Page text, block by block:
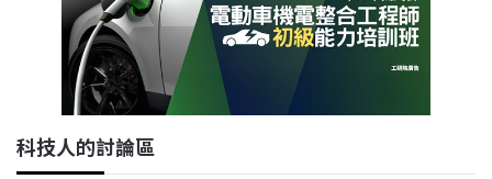
科技人的討論區